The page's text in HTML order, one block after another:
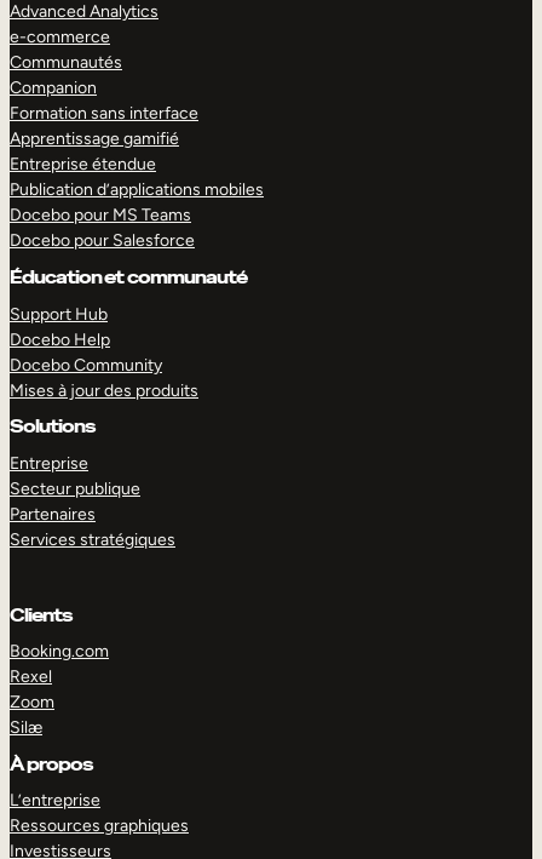
Advanced Analytics
e-commerce
Communautés
Companion
Formation sans interface
Apprentissage gamifié
Entreprise étendue
Publication d’applications mobiles
Docebo pour MS Teams
Docebo pour Salesforce
Éducation et communauté
Support Hub
Docebo Help
Docebo Community
Mises à jour des produits
Solutions
Entreprise
Secteur publique
Partenaires
Services stratégiques
Clients
Booking.com
Rexel
Zoom
Silæ
À propos
L’entreprise
Ressources graphiques
Investisseurs